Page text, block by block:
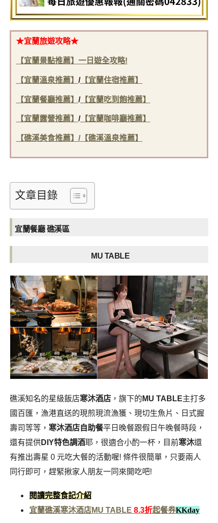
★宜蘭旅遊攻略★
【宜蘭景點推薦】一日遊全攻略!
【宜蘭溫泉推薦】 /【宜蘭住宿推薦】
【宜蘭餐廳推薦】 /【宜蘭吃到飽推薦】
【宜蘭露營推薦】 /【宜蘭咖啡廳推薦】
【礁溪美食推薦】/【礁溪溫泉推薦】
文章目錄
宜蘭餐廳 礁溪區
MU TABLE
礁溪知名的星級飯店寒沐酒店 ，旗下的 MU TABLE主打多
國百匯，漁港直送的現煎現流漁獲、現切生魚片、日式握
壽司等等， 寒沐酒店自助餐平日晚餐跟假日午晚餐時段，
還有提供DIY特色調酒耶，很適合小酌一杯，目前寒沐還
有推出壽星 0 元吃大餐的活動喔! 條件很簡單，只要兩人
同行即可，趕緊揪家人朋友一同來開吃吧!
閱讀完整食記介紹
宜蘭礁溪寒沐酒店MU TABLE 8.3折起餐券KKday